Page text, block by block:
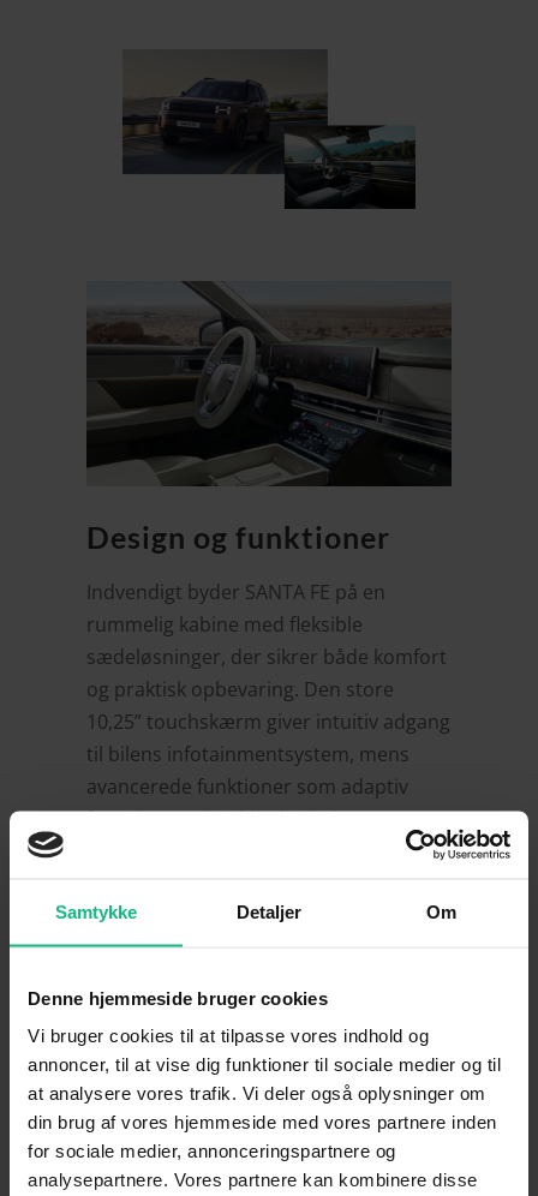
Samtykke Detaljer Om
Denne hjemmeside bruger cookies
Vi bruger cookies til at tilpasse vores indhold og
annoncer, til at vise dig funktioner til sociale medier og til
at analysere vores trafik. Vi deler også oplysninger om
din brug af vores hjemmeside med vores partnere inden
for sociale medier, annonceringspartnere og
analysepartnere. Vores partnere kan kombinere disse
Design og funktioner
Indvendigt byder SANTA FE på en
rummelig kabine med fleksible
sædeløsninger, der sikrer både komfort
og praktisk opbevaring. Den store
10,25” touchskærm giver intuitiv adgang
til bilens infotainmentsystem, mens
avancerede funktioner som adaptiv
fartpilot og aktiv blindvinkel-sensor øger
sikkerheden. En SUV, der kombinerer
funktionalitet.